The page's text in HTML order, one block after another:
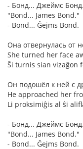
- Бонд... Джеймс Бонд.
"Bond... James Bond."
- Bond... Ĝejms Bond.
Она отвернулась от
She turned her face
Ŝi turnis sian vizaĝon
Он подошёл к ней с
He approached her
Li proksimiĝis al ŝi
- Бонд... Джеймс Бонд.
"Bond... James Bond."
- Bond... Ĝejms Bond.